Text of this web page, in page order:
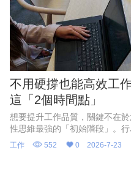
不用硬撐也能高效工
這「2個時間點」
想要提升工作品質，關鍵不在
性思維最強的「初始階段」。
效人士的思考習慣》中指出，
時，大腦的專注力最高。由於
工作 552 0 2026-7-23